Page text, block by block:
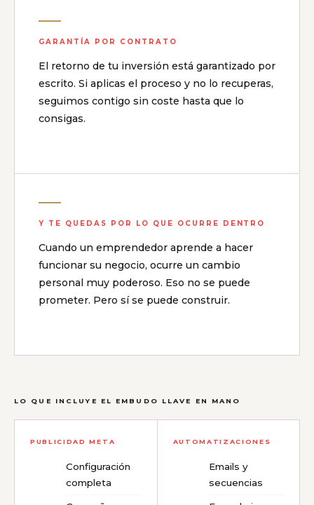
GARANTÍA POR CONTRATO
El retorno de tu inversión está garantizado por
escrito. Si aplicas el proceso y no lo recuperas,
seguimos contigo sin coste hasta que lo
consigas.
Y TE QUEDAS POR LO QUE OCURRE DENTRO
Cuando un emprendedor aprende a hacer
funcionar su negocio, ocurre un cambio
personal muy poderoso. Eso no se puede
prometer. Pero sí se puede construir.
LO QUE INCLUYE EL EMBUDO LLAVE EN MANO
PUBLICIDAD META
Configuración
completa
AUTOMATIZACIONES
Emails y
secuencias